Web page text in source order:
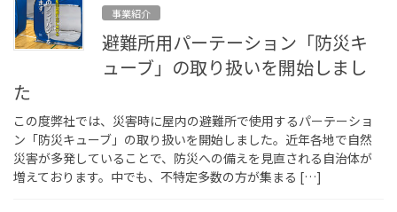
事業紹介
避難所用パーテーション「防災キ
ューブ」の取り扱いを開始しまし
た
この度弊社では、災害時に屋内の避難所で使用するパーテーショ
ン「防災キューブ」の取り扱いを開始しました。近年各地で自然
災害が多発していることで、防災への備えを見直される自治体が
増えております。中でも、不特定多数の方が集まる […]